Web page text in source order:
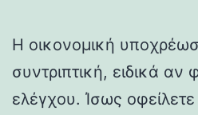
Η οικονομική
συντριπτική, ειδικά αν
ελέγχου. Ίσως